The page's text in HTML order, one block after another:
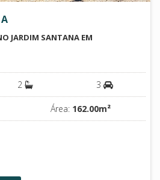
JARDIM SANTANA EM
2 3
Área: 162.00m²